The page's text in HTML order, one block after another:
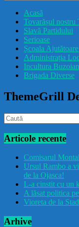
Acasă
Tovarășul nostru
Slavă Partidului
Serioase
Școala
Administrația
Incultura
Brigada Diverse
ThemeGrill
Articole recente
Comisarul
Ursul Rambo a
de la Ojasca!
L-a cinstit cu un
A lăsat politica
Vioreta de la
Arhive